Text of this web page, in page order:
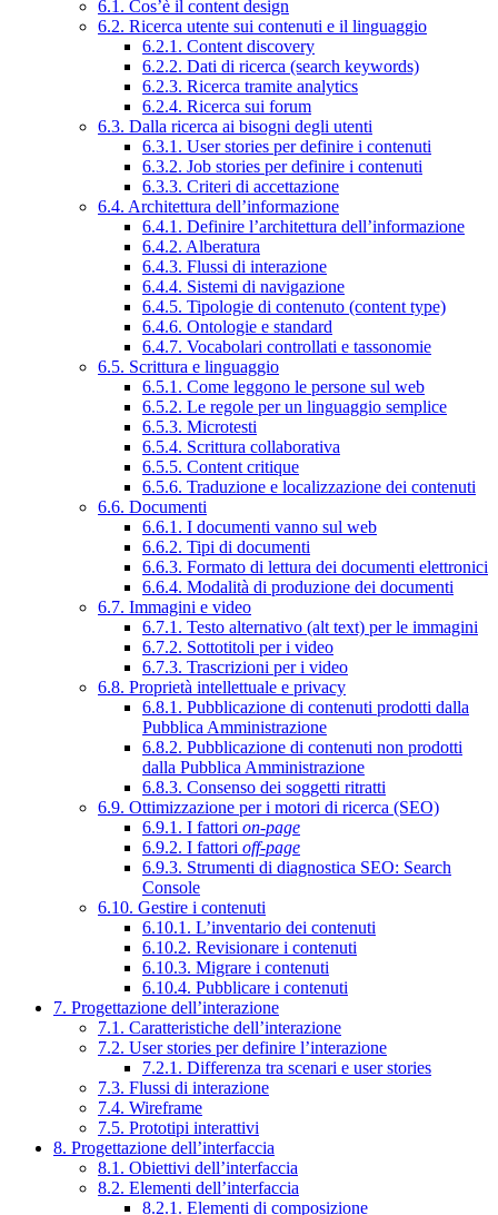
6.1. Cos’è il content design
6.2. Ricerca utente sui contenuti e il linguaggio
6.2.1. Content discovery
6.2.2. Dati di ricerca (search keywords)
6.2.3. Ricerca tramite analytics
6.2.4. Ricerca sui forum
6.3. Dalla ricerca ai bisogni degli utenti
6.3.1. User stories per definire i contenuti
6.3.2. Job stories per definire i contenuti
6.3.3. Criteri di accettazione
6.4. Architettura dell’informazione
6.4.1. Definire l’architettura dell’informazione
6.4.2. Alberatura
6.4.3. Flussi di interazione
6.4.4. Sistemi di navigazione
6.4.5. Tipologie di contenuto (content type)
6.4.6. Ontologie e standard
6.4.7. Vocabolari controllati e tassonomie
6.5. Scrittura e linguaggio
6.5.1. Come leggono le persone sul web
6.5.2. Le regole per un linguaggio semplice
6.5.3. Microtesti
6.5.4. Scrittura collaborativa
6.5.5. Content critique
6.5.6. Traduzione e localizzazione dei contenuti
6.6. Documenti
6.6.1. I documenti vanno sul web
6.6.2. Tipi di documenti
6.6.3. Formato di lettura dei documenti elettronici
6.6.4. Modalità di produzione dei documenti
6.7. Immagini e video
6.7.1. Testo alternativo (alt text) per le immagini
6.7.2. Sottotitoli per i video
6.7.3. Trascrizioni per i video
6.8. Proprietà intellettuale e privacy
6.8.1. Pubblicazione di contenuti prodotti dalla
Pubblica Amministrazione
6.8.2. Pubblicazione di contenuti non prodotti
dalla Pubblica Amministrazione
6.8.3. Consenso dei soggetti ritratti
6.9. Ottimizzazione per i motori di ricerca (SEO)
6.9.1. I fattori on-page
6.9.2. I fattori off-page
6.9.3. Strumenti di diagnostica SEO: Search
Console
6.10. Gestire i contenuti
6.10.1. L’inventario dei contenuti
6.10.2. Revisionare i contenuti
6.10.3. Migrare i contenuti
6.10.4. Pubblicare i contenuti
7. Progettazione dell’interazione
7.1. Caratteristiche dell’interazione
7.2. User stories per definire l’interazione
7.2.1. Differenza tra scenari e user stories
7.3. Flussi di interazione
7.4. Wireframe
7.5. Prototipi interattivi
8. Progettazione dell’interfaccia
8.1. Obiettivi dell’interfaccia
8.2. Elementi dell’interfaccia
8.2.1. Elementi di composizione